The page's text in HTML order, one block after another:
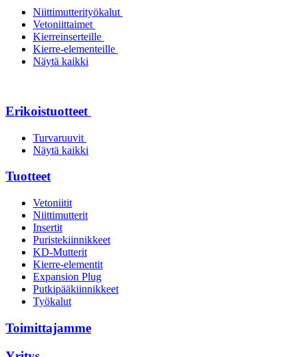
Niittimutterityökalut
Vetoniittaimet
Kierreinserteille
Kierre-elementeille
Näytä kaikki
Erikoistuotteet
Turvaruuvit
Näytä kaikki
Tuotteet
Vetoniitit
Niittimutterit
Insertit
Puristekiinnikkeet
KD-Mutterit
Kierre-elementit
Expansion Plug
Putkipääkiinnikkeet
Työkalut
Toimittajamme